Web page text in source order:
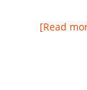
[Read